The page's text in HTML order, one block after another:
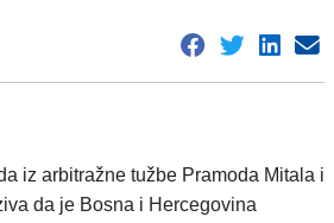
iz arbitražne tužbe Pramoda Mitala i
da je Bosna i Hercegovina